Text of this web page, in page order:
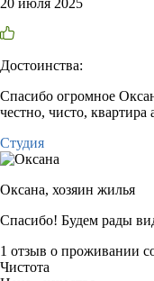
Достоинства:
Спасибо огромное
честно, чисто,
Студия
Оксана, хозяин жилья
Спасибо! Будем рады
1 отзыв о проживании
Чистота